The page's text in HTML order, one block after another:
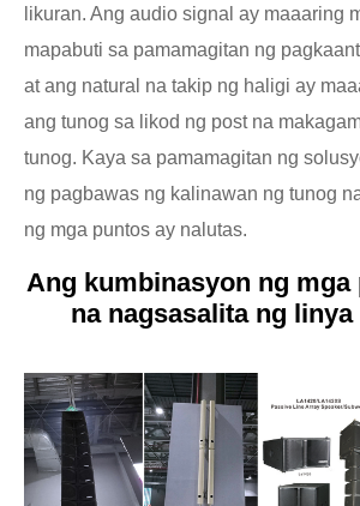
likuran. Ang audio signal ay maaaring
mapabuti sa pamamagitan ng
at ang natural na takip ng haligi ay
ang tunog sa likod ng post na
tunog. Kaya sa pamamagitan ng
ng pagbawas ng kalinawan ng tunog
ng mga puntos ay nalutas.
Ang kumbinasyon ng mga
na nagsasalita ng linya